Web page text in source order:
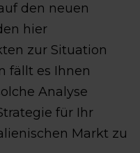
den neuen
hier
zur Situation
fällt es Ihnen
Analyse
für Ihr
Markt zu